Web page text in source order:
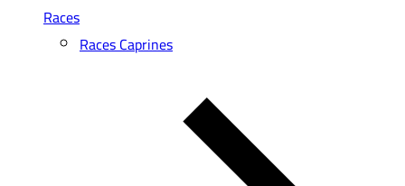
Races
Races Caprines